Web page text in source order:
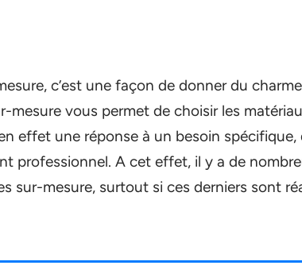
c’est une façon de donner du
mesure vous permet de choisir les
effet une réponse à un besoin
professionnel. A cet effet, il y a de
sur-mesure, surtout si ces derniers sont